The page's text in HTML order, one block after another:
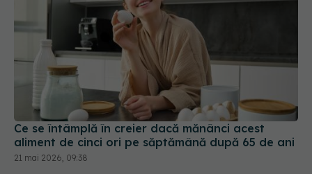
Ce se întâmplă în creier dacă mănânci acest
aliment de cinci ori pe săptămână după 65 de ani
21 mai 2026, 09:38